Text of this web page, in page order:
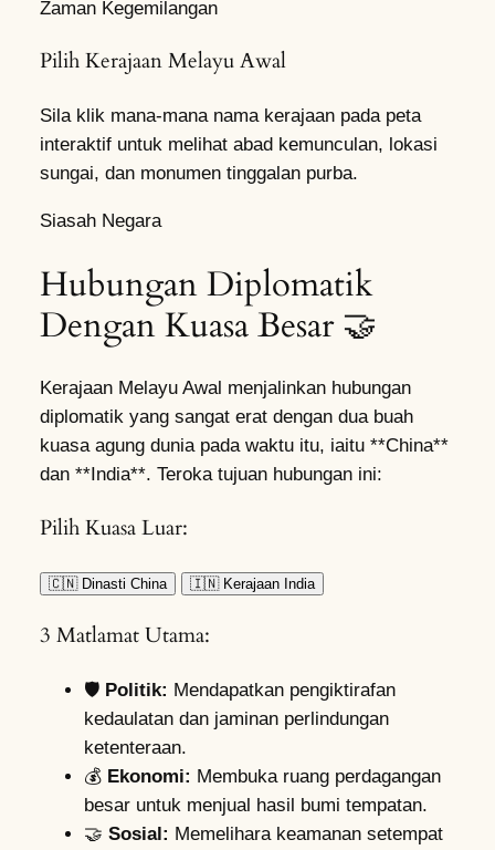
Zaman Kegemilangan
Pilih Kerajaan Melayu Awal
Sila klik mana-mana nama kerajaan pada peta
interaktif untuk melihat abad kemunculan, lokasi
sungai, dan monumen tinggalan purba.
Siasah Negara
Hubungan Diplomatik
Dengan Kuasa Besar 🤝
Kerajaan Melayu Awal menjalinkan hubungan
diplomatik yang sangat erat dengan dua buah
kuasa agung dunia pada waktu itu, iaitu **China**
dan **India**. Teroka tujuan hubungan ini:
Pilih Kuasa Luar:
🇨🇳 Dinasti China 🇮🇳 Kerajaan India
3 Matlamat Utama:
🛡️ Politik: Mendapatkan pengiktirafan
kedaulatan dan jaminan perlindungan
ketenteraan.
💰 Ekonomi: Membuka ruang perdagangan
besar untuk menjual hasil bumi tempatan.
🤝 Sosial: Memelihara keamanan setempat